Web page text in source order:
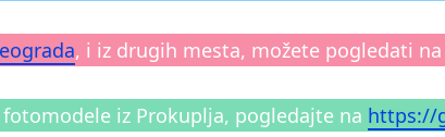
, i iz drugih mesta, možete pogledati na
iz Prokuplja, pogledajte na https://